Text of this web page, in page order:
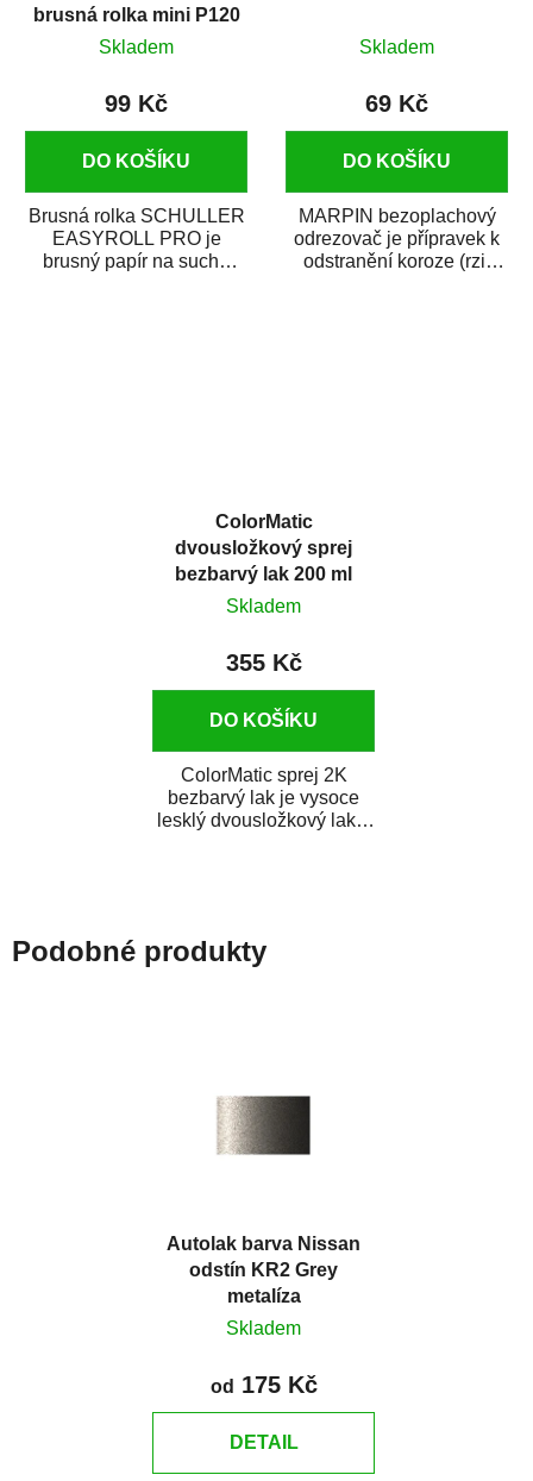
brusná rolka mini P120
Skladem
99 Kč
DO KOŠÍKU
Brusná rolka SCHULLER
EASYROLL PRO je
brusný papír na suché
Skladem
69 Kč
DO KOŠÍKU
MARPIN bezoplachový
odrezovač je přípravek k
odstranění koroze (rzi)
ColorMatic
dvousložkový sprej
bezbarvý lak 200 ml
Skladem
355 Kč
DO KOŠÍKU
ColorMatic sprej 2K
bezbarvý lak je vysoce
lesklý dvousložkový lak s
Podobné produkty
Autolak barva Nissan
odstín KR2 Grey
metalíza
Skladem
od 175 Kč
DETAIL